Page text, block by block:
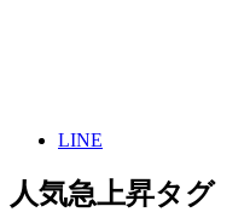
LINE
人気急上昇タグ